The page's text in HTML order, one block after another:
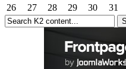
26
27 28 29 30 31